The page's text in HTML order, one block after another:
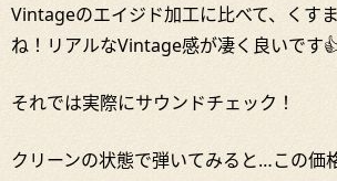
Vintageのエイジド加工に比べて、くす
ね！リアルなVintage感が凄く良いです
それでは実際にサウンドチェック！
クリーンの状態で弾いてみると…この価